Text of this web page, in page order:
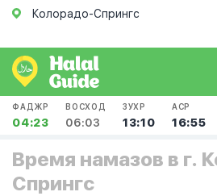
Колорадо-Спрингс
ФАДЖР
04:23
ВОСХОД
06:03
ЗУХР
13:10
АСР
16:55
Время намазов в г.
Спрингс